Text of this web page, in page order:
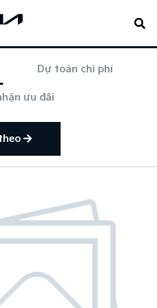
Dự toán chi phí
ưu đãi